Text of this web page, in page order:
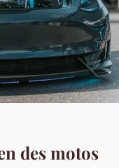
des motos